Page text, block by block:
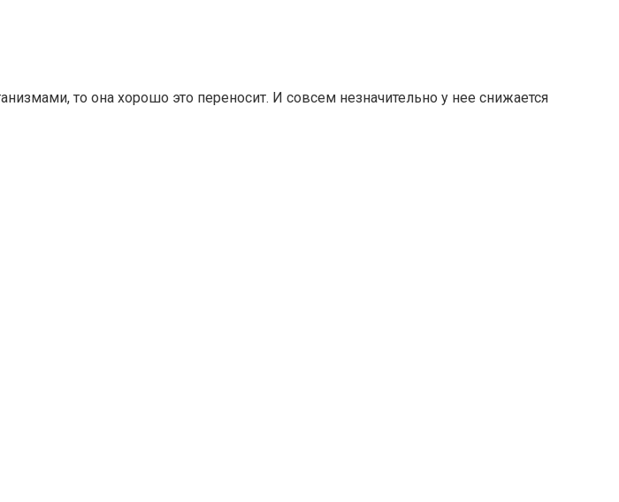
то она хорошо это переносит. И совсем незначительно у нее снижается